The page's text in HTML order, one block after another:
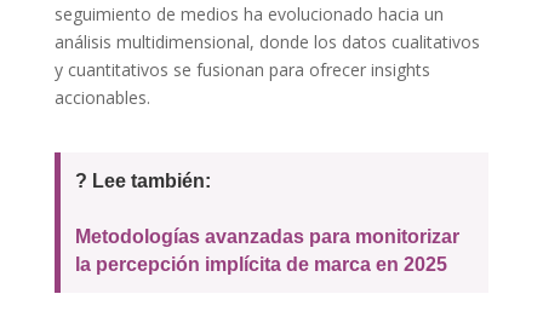
seguimiento de medios ha evolucionado hacia un
análisis multidimensional, donde los datos cualitativos
y cuantitativos se fusionan para ofrecer insights
accionables.
? Lee también:
Metodologías avanzadas para monitorizar
la percepción implícita de marca en 2025